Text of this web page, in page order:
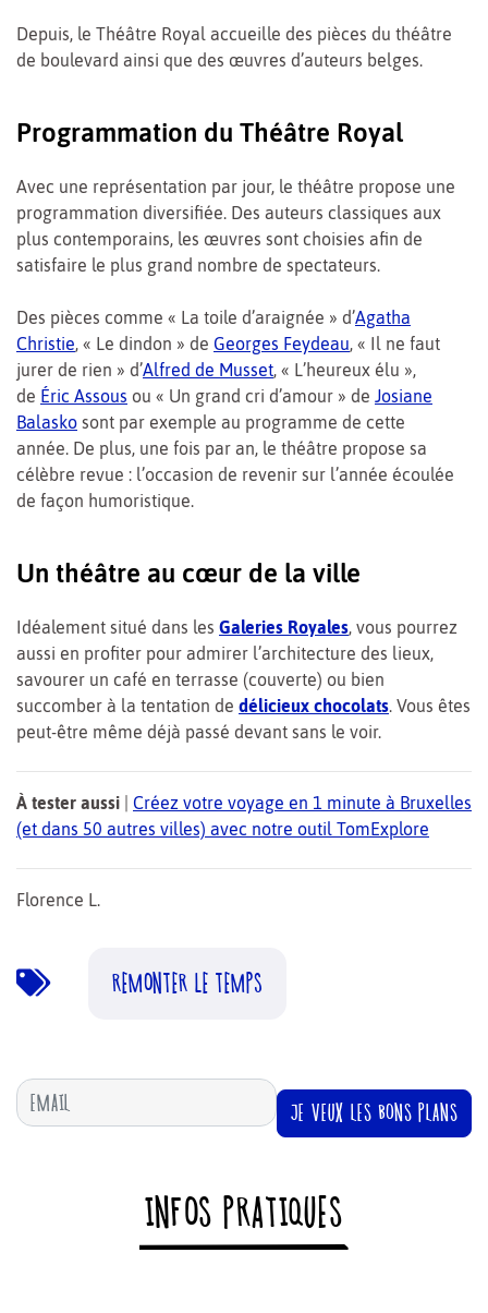
Depuis, le Théâtre Royal accueille des pièces du théâtre
de boulevard ainsi que des œuvres d’auteurs belges.
Programmation du Théâtre Royal
Avec une représentation par jour, le théâtre propose une
programmation diversifiée. Des auteurs classiques aux
plus contemporains, les œuvres sont choisies afin de
satisfaire le plus grand nombre de spectateurs.
Des pièces comme « La toile d’araignée » d’Agatha
Christie, « Le dindon » de Georges Feydeau, « Il ne faut
jurer de rien » d’Alfred de Musset, « L’heureux élu »,
de Éric Assous ou « Un grand cri d’amour » de Josiane
Balasko sont par exemple au programme de cette
année. De plus, une fois par an, le théâtre propose sa
célèbre revue : l’occasion de revenir sur l’année écoulée
de façon humoristique.
Un théâtre au cœur de la ville
Idéalement situé dans les Galeries Royales, vous pourrez
aussi en profiter pour admirer l’architecture des lieux,
savourer un café en terrasse (couverte) ou bien
succomber à la tentation de délicieux chocolats. Vous êtes
peut-être même déjà passé devant sans le voir.
À tester aussi
Créez votre voyage en 1 minute à Bruxelles
(et dans 50 autres villes) avec notre outil TomExplore
Florence L.
REMONTER LE TEMPS
JE VEUX LES BONS PLANS
INFOS PRATIQUES